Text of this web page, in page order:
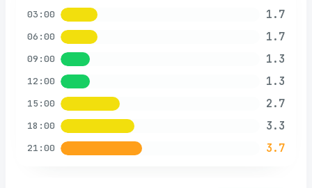
03:00 1.7
06:00 1.7
09:00 1.3
12:00 1.3
15:00 2.7
18:00 3.3
21:00 3.7